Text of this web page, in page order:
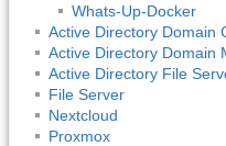
Whats-Up-Docker
Active Directory Domain
Active Directory Domain
Active Directory File
File Server
Nextcloud
Proxmox